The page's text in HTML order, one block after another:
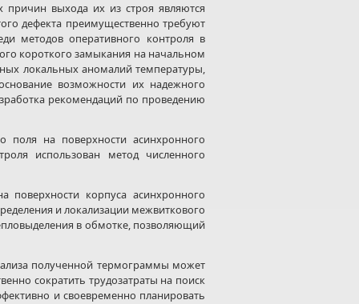
причин выхода их из строя являются
дефекта преимущественно требуют
методов оперативного контроля в
короткого замыкания на начальном
локальных аномалий температуры,
возможности их надежного
рекомендаций по проведению
поля на поверхности асинхронного
использован метод численного
корпуса асинхронного
и локализации межвиткового
в обмотке, позволяющий
полученной термограммы может
сократить трудозатраты на поиск
и своевременно планировать